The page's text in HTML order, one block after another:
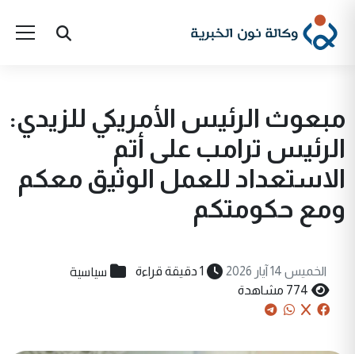
مبعوث الرئيس الأمريكي للزيدي:
الرئيس ترامب على أتم
الاستعداد للعمل الوثيق معكم
ومع حكومتكم
الخميس 14 آيار 2026 1 دقيقة قراءة سياسية
774 مشاهدة